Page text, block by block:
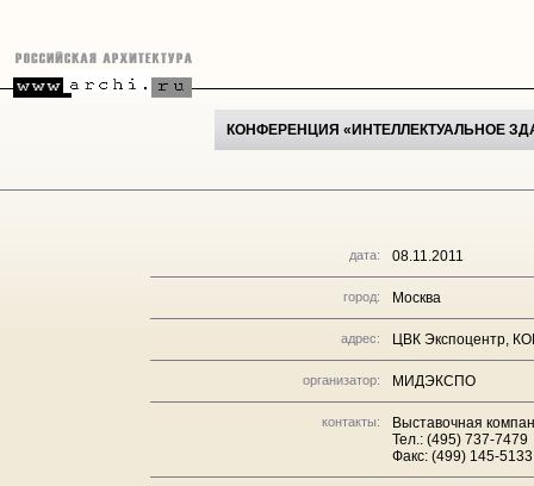
КОНФЕРЕНЦИЯ «ИНТЕЛЛЕКТУАЛЬНОЕ
дата: 08.11.2011
город: Москва
адрес: ЦВК Экспоцентр,
организатор: МИДЭКСПО
контакты:
Выставочная
Тел.: (495) 737-7479
Факс: (499) 145-5133